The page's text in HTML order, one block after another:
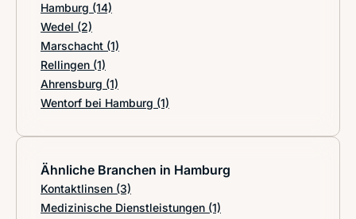
Hamburg (14)
Wedel (2)
Marschacht (1)
Rellingen (1)
Ahrensburg (1)
Wentorf bei Hamburg (1)
Ähnliche Branchen in Hamburg
Kontaktlinsen (3)
Medizinische Dienstleistungen (1)